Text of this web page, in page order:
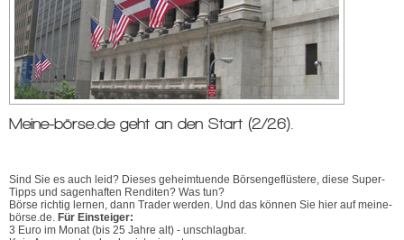
Meine-börse.de geht an den Start (2/26).
Sind Sie es auch leid? Dieses geheimtuende Börsengeflüstere, diese Super-
Tipps und sagenhaften Renditen? Was tun?
Börse richtig lernen, dann Trader werden. Und das können Sie hier auf meine-
börse.de. Für Einsteiger:
3 Euro im Monat (bis 25 Jahre alt) - unschlagbar.